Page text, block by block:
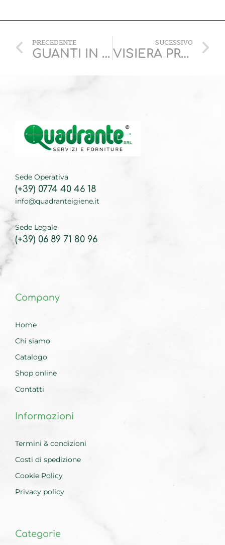
PRECEDENTE
GUANTI IN LATTICE
SUCESSIVO
VISIERA PROTETTIVA
Sede Operativa
(+39) 0774 40 46 18
info@quadranteigiene.it
Sede Legale
(+39) 06 89 71 80 96
Company
Home
Chi siamo
Catalogo
Shop online
Contatti
Informazioni
Termini & condizioni
Costi di spedizione
Cookie Policy
Privacy policy
Categorie